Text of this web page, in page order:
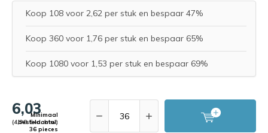
Koop 108 voor 2,62 per stuk en bespaar 47%
Koop 360 voor 1,76 per stuk en bespaar 65%
Koop 1080 voor 1,53 per stuk en bespaar 69%
6,03
(4,98 Excl. btw)
Minimaal
bestelaantal:
36 pieces